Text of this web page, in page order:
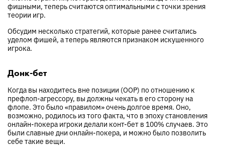
фишными, теперь считаются оптимальными с точки зрения
теории игр.
Обсудим несколько стратегий, которые ранее считались
уделом фишей, а теперь являются признаком искушенного
игрока.
Донк-бет
Когда вы находитесь вне позиции (OOP) по отношению к
префлоп-агрессору, вы должны чекать в его сторону на
флопе. Это было «правилом» очень долгое время. Оно,
возможно, родилось из того факта, что в эпоху становления
онлайн-покера игроки делали конт-бет в 100% случаев. Это
были славные дни онлайн-покера, и можно было позволить
себе такие вещи.